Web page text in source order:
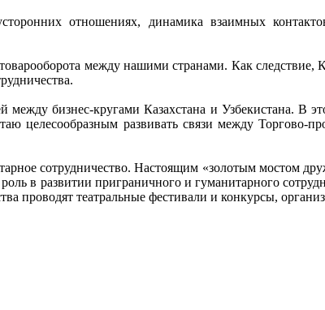
отношениях, динамика взаимных
между нашими странами. Как следствие,
бизнес-кругами Казахстана и Узбекистана. В
целесообразным развивать связи между
сотрудничество. Настоящим «золотым мостом
в развитии приграничного и гуманитарного
проводят театральные фестивали и конкурсы,